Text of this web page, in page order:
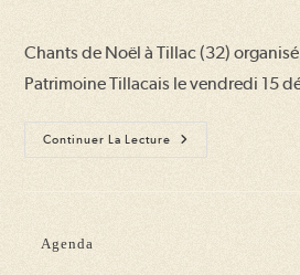
publication :
Chants de Noël à Tillac (32)
Patrimoine Tillacais le vendredi 15
Continuer La Lecture
Chants
De
Agenda